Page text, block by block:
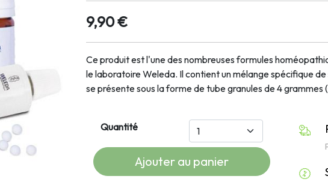
9,90 €
Ce produit est l'une des nombreuses formules
le laboratoire Weleda. Il contient un mélange spécifique
se présente sous la forme de tube granules de 4 grammes
Quantité
Ajouter au panier